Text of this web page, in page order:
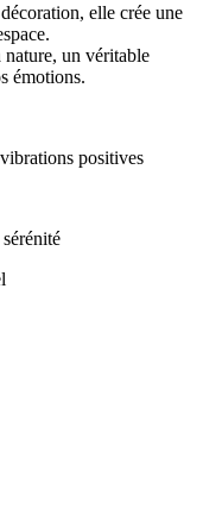
elle crée une
nature, un véritable
émotions.
positives